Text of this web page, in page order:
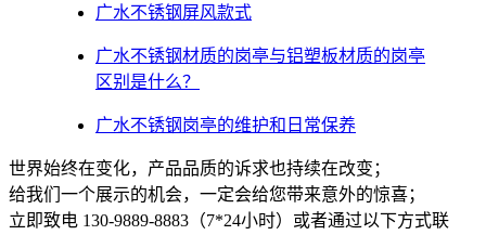
广水不锈钢屏风款式
广水不锈钢材质的岗亭与铝塑板材质的岗亭
区别是什么？
广水不锈钢岗亭的维护和日常保养
世界始终在变化，产品品质的诉求也持续在改变；
给我们一个展示的机会，一定会给您带来意外的惊喜；
立即致电 130-9889-8883（7*24小时）或者通过以下方式联